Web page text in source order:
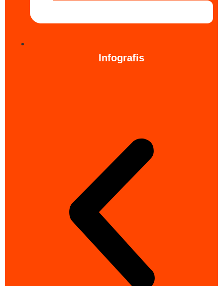
Infografis